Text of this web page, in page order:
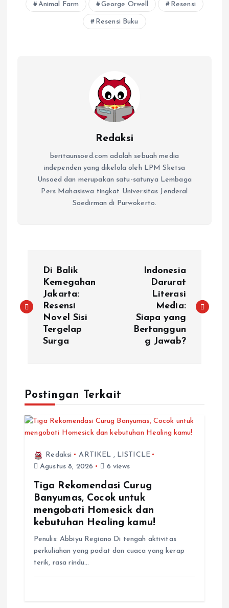
Animal Farm George Orwell Resensi
Resensi Buku
Redaksi
beritaunsoed.com adalah sebuah media
independen yang dikelola oleh LPM Sketsa
Unsoed dan merupakan satu-satunya Lembaga
Pers Mahasiswa tingkat Universitas Jenderal
Soedirman di Purwokerto.
Di Balik
Kemegahan
Jakarta:
Resensi
Novel Sisi
Tergelap
Surga
Indonesia
Darurat
Literasi
Media:
Siapa yang
Bertanggun
g Jawab?
Postingan Terkait
Redaksi ARTIKEL , LISTICLE
Agustus 8, 2026
6 views
Tiga Rekomendasi Curug
Banyumas, Cocok untuk
mengobati Homesick dan
kebutuhan Healing kamu!
Penulis: Abbiyu Regiano Di tengah aktivitas
perkuliahan yang padat dan cuaca yang kerap
terik, rasa rindu…